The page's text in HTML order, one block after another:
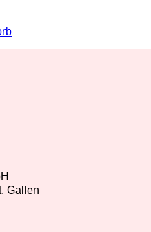
Gallen